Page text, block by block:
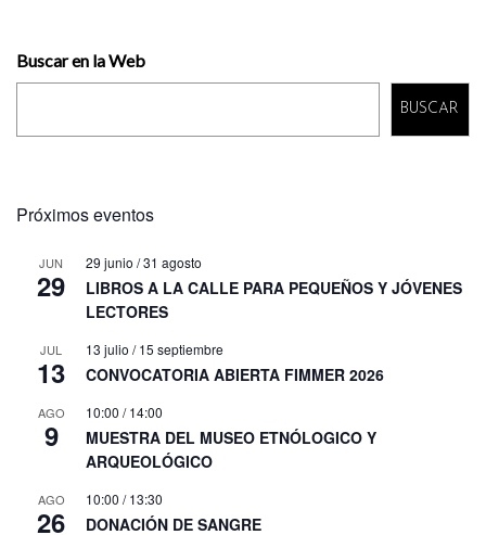
Buscar en la Web
BUSCAR
Próximos eventos
JUN
29
29 junio /31 agosto
LIBROS A LA CALLE PARA PEQUEÑOS Y JÓVENES
LECTORES
JUL
13
13 julio /15 septiembre
CONVOCATORIA ABIERTA FIMMER 2026
AGO
9
10:00 /14:00
MUESTRA DEL MUSEO ETNÓLOGICO Y
ARQUEOLÓGICO
AGO
26
10:00 /13:30
DONACIÓN DE SANGRE